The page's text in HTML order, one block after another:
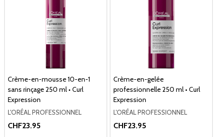
Crème-en-mousse 10-en-1
sans rinçage 250 ml • Curl
Expression
L'ORÉAL PROFESSIONNEL
CHF23.95
Crème-en-gelée
professionnelle 250 ml • Curl
Expression
L'ORÉAL PROFESSIONNEL
CHF23.95